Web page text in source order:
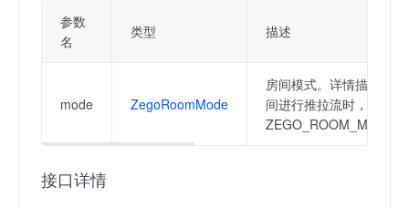
参数
名
类型 描述
mode ZegoRoomMode
房间模式。详情描述：
间进行推拉流时，可以
接口详情